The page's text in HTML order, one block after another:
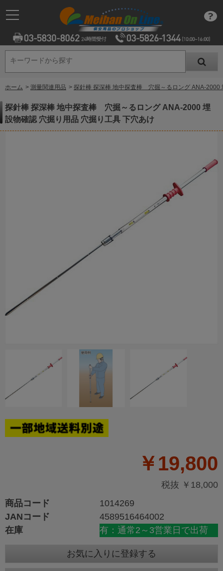
キーワードから探す
キーワードから探す
ホーム > 測量関連用品 > 探針棒 探深棒 地中探査棒 穴掘～るロング ANA-2000
探針棒 探深棒 地中探査棒 穴掘～るロング ANA-2000 埋
設物確認 穴掘り用品 穴掘り工具 下穴あけ
￥19,800
税抜 ￥18,000
商品コード
1014269
JANコード
4589516464002
在庫
有：通常2～3営業日で出荷
お気に入りに登録する